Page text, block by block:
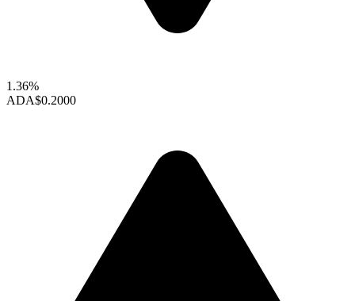
1.36%
ADA$0.2000